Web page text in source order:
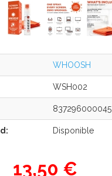
WHOOSH
WSH002
837296000045
Disponible
13,50 €